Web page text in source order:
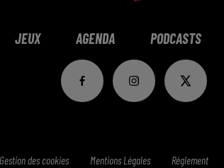
JEUX AGENDA PODCASTS
Gestion des cookies Mentions Légales Réglement